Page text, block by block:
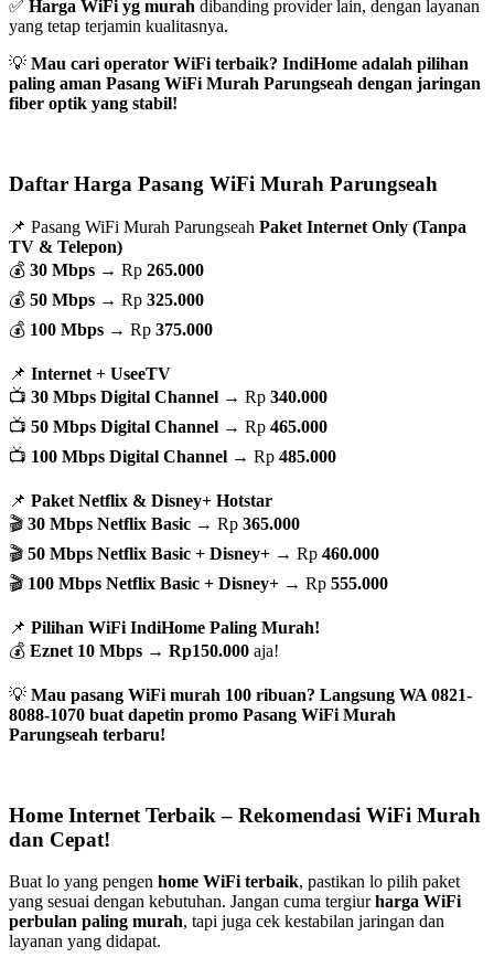
✅ Harga WiFi yg murah dibanding provider lain, dengan layanan
yang tetap terjamin kualitasnya.
💡 Mau cari operator WiFi terbaik? IndiHome adalah pilihan
paling aman Pasang WiFi Murah Parungseah dengan jaringan
fiber optik yang stabil!
Daftar Harga Pasang WiFi Murah Parungseah
📌 Pasang WiFi Murah Parungseah Paket Internet Only (Tanpa
TV & Telepon)
💰 30 Mbps → Rp 265.000
💰 50 Mbps → Rp 325.000
💰 100 Mbps → Rp 375.000
📌 Internet + UseeTV
📺 30 Mbps Digital Channel → Rp 340.000
📺 50 Mbps Digital Channel → Rp 465.000
📺 100 Mbps Digital Channel → Rp 485.000
📌 Paket Netflix & Disney+ Hotstar
🎬 30 Mbps Netflix Basic → Rp 365.000
🎬 50 Mbps Netflix Basic + Disney+ → Rp 460.000
🎬 100 Mbps Netflix Basic + Disney+ → Rp 555.000
📌 Pilihan WiFi IndiHome Paling Murah!
💰 Eznet 10 Mbps → Rp150.000 aja!
💡 Mau pasang WiFi murah 100 ribuan? Langsung WA 0821-
8088-1070 buat dapetin promo Pasang WiFi Murah
Parungseah terbaru!
Home Internet Terbaik – Rekomendasi WiFi Murah
dan Cepat!
Buat lo yang pengen home WiFi terbaik, pastikan lo pilih paket
yang sesuai dengan kebutuhan. Jangan cuma tergiurharga WiFi
perbulan paling murah, tapi juga cek kestabilan jaringan dan
layanan yang didapat.